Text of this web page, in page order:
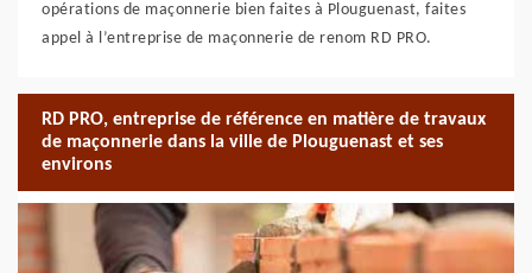
opérations de maçonnerie bien faites à Plouguenast, faites
appel à l’entreprise de maçonnerie de renom RD PRO.
RD PRO, entreprise de référence en matière de travaux
de maçonnerie dans la ville de Plouguenast et ses
environs